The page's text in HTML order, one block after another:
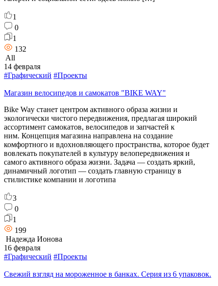
1
0
1
132
All
14 февраля
#Графический #Проекты
Магазин велосипедов и самокатов "BIKE WAY"
Bike Way станет центром активного образа жизни и
экологически чистого передвижения, предлагая широкий
ассортимент самокатов, велосипедов и запчастей к
ним. Концепция магазина направлена на создание
комфортного и вдохновляющего пространства, которое будет
вовлекать покупателей в культуру велопередвижения и
самого активного образа жизни. Задача — создать яркий,
динамичный логотип — создать главную страницу в
стилистике компании и логотипа
3
0
1
199
Надежда Ионова
16 февраля
#Графический #Проекты
Свежий взгляд на мороженное в банках. Серия из 6 упаковок.